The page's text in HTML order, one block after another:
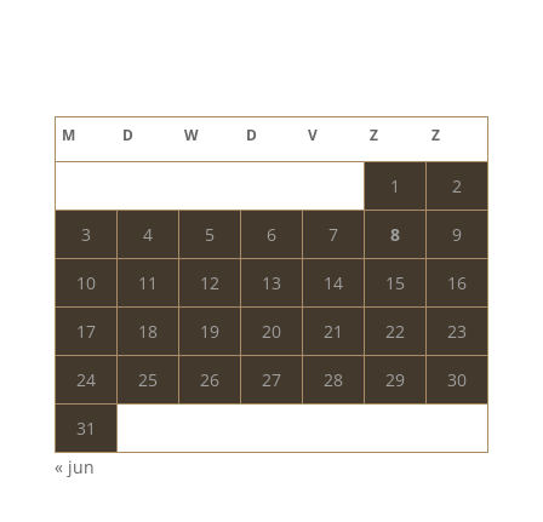
M D W D V Z Z
1 2
3 4 5 6 7 8 9
10 11 12 13 14 15 16
17 18 19 20 21 22 23
24 25 26 27 28 29 30
31
« jun